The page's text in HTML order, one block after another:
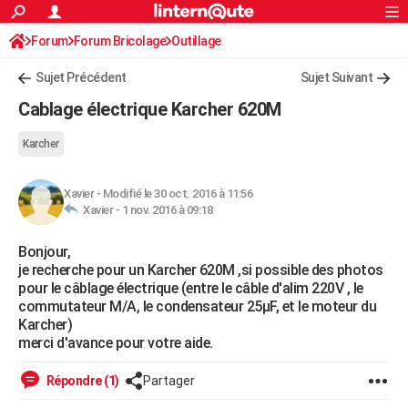
ACTUALITÉS
Politique
Société
Faits Divers
Education
Monde
Villes
+
Essais
Réserver un essai
Citadines
Berlines
SUV
Forum auto
+HIGH-TECH
BRICOLAGE
Forum
Aménagement intérieur
Extérieur
Cuisine
Salle de bains
Jardinage
Rangement
WEEK-END
Guides de France
Escapades
Patrimoine
Expositions
Musées
Week-end nature
+LIFESTYLE
Art de vivre
Bien-être
Loisirs
Mode
Modes de vie
Alimentation
Guide de la santé
Maladies
Médicaments
Sommeil
VOYAGE
S'inscrire
Connexion
Forum Forum Bricolage Outillage
Sujet Précédent Sujet Suivant
Cablage électrique Karcher 620M
Karcher
Xavier- Modifié le 30 oct. 2016 à 11:56
Xavier - 1 nov. 2016 à 09:18
Bonjour,
je recherche pour un Karcher 620M ,si possible des photos
pour le câblage électrique (entre le câble d'alim 220V , le
commutateur M/A, le condensateur 25µF, et le moteur du
Karcher)
merci d'avance pour votre aide.
Répondre (1) Partager